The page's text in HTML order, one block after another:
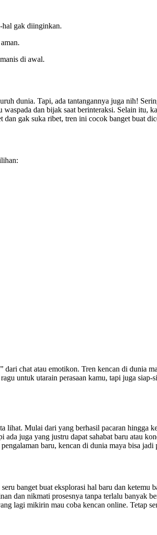
hal gak diinginkan.
di awal.
dunia. Tapi, ada tantangannya juga nih!
dan bijak saat berinteraksi. Selain itu,
gak suka ribet, tren ini cocok banget buat
chat atau emotikon. Tren kencan di dunia
untuk utarain perasaan kamu, tapi juga siap-
Mulai dari yang berhasil pacaran hingga
juga yang justru dapat sahabat baru atau
baru, kencan di dunia maya bisa jadi
banget buat eksplorasi hal baru dan ketemu
dan nikmati prosesnya tanpa terlalu banyak
lagi mikirin mau coba kencan online. Tetap